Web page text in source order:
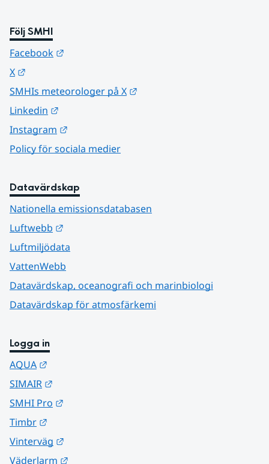
Följ SMHI
Facebook
X
SMHIs meteorologer på X
Linkedin
Instagram
Policy för sociala medier
Datavärdskap
Nationella emissionsdatabasen
Luftwebb
Luftmiljödata
VattenWebb
Datavärdskap, oceanografi och marinbiologi
Datavärdskap för atmosfärkemi
Logga in
AQUA
SIMAIR
SMHI Pro
Timbr
Vinterväg
Väderlarm